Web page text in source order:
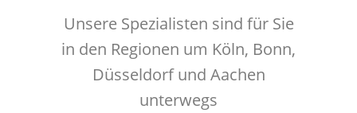
Unsere Spezialisten sind für Sie
in den Regionen um Köln, Bonn,
Düsseldorf und Aachen
unterwegs